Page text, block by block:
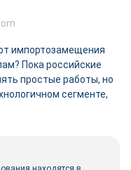
импортозамещения
Пока российские
простые работы, но
сегменте,